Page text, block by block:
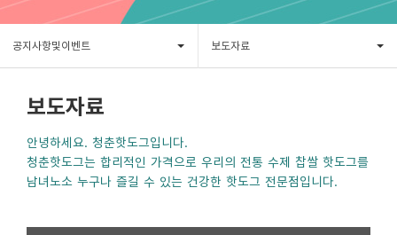
공지사항및이벤트 보도자료
보도자료
안녕하세요. 청춘핫도그입니다.
청춘핫도그는 합리적인 가격으로 우리의 전통 수제 찹쌀 핫도그를
남녀노소 누구나 즐길 수 있는 건강한 핫도그 전문점입니다.